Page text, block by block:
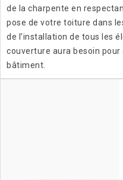
de la charpente en
pose de votre toiture dans
de l’installation de tous les
couverture aura besoin pour
bâtiment.